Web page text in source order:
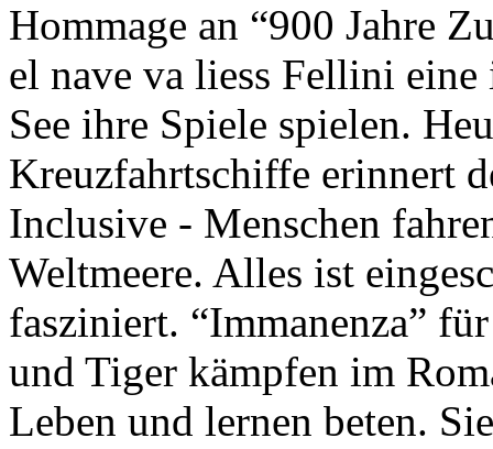
Hommage an “900 Jahre
el nave va liess Fellini
See ihre Spiele spielen.
Kreuzfahrtschiffe erinnert
Inclusive - Menschen
Weltmeere. Alles ist
fasziniert. “Immanenza”
und Tiger kämpfen im
Leben und lernen beten.